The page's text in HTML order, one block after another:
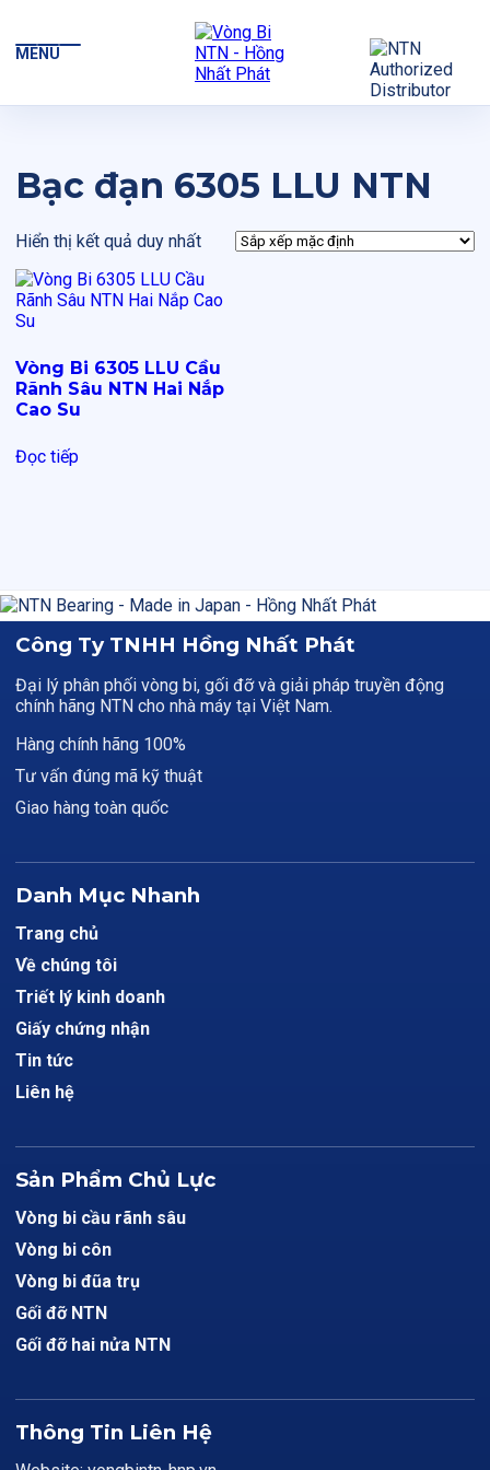
MENU
Bạc đạn 6305 LLU NTN
Hiển thị kết quả duy nhất
Vòng Bi 6305 LLU Cầu
Rãnh Sâu NTN Hai Nắp
Cao Su
Đọc tiếp
Công Ty TNHH Hồng Nhất Phát
Đại lý phân phối vòng bi, gối đỡ và giải pháp truyền động
chính hãng NTN cho nhà máy tại Việt Nam.
Hàng chính hãng 100%
Tư vấn đúng mã kỹ thuật
Giao hàng toàn quốc
Danh Mục Nhanh
Trang chủ
Về chúng tôi
Triết lý kinh doanh
Giấy chứng nhận
Tin tức
Liên hệ
Sản Phẩm Chủ Lực
Vòng bi cầu rãnh sâu
Vòng bi côn
Vòng bi đũa trụ
Gối đỡ NTN
Gối đỡ hai nửa NTN
Thông Tin Liên Hệ